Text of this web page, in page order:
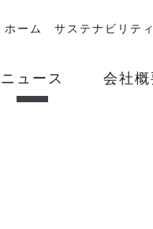
ホーム サステナビリティ
ニュース 会社概